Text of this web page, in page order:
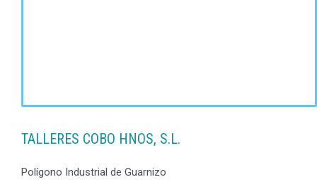
TALLERES COBO HNOS, S.L.
Polígono Industrial de Guarnizo